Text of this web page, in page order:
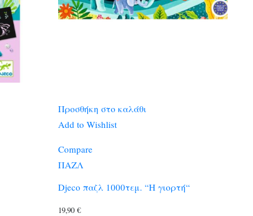
Προσθήκη στο καλάθι
Add to Wishlist
Compare
ΠΑΖΛ
Djeco παζλ 1000τεμ. “Η γιορτή“
19,90 €